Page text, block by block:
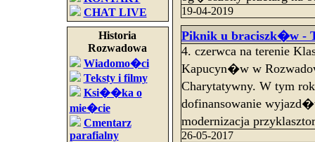
CHAT LIVE
Historia
Rozwadowa
Wiadomo�ci
Teksty i filmy
Ksi��ka o
mie�cie
Cmentarz
parafialny
19-04-2019
Piknik u braciszk�w -
4. czerwca na terenie
Kapucyn�w w
Charytatywny. W tym
dofinansowanie
modernizacja
26-05-2017